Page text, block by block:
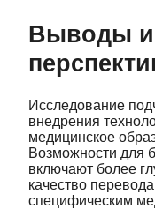
Выводы и
Исследование
внедрения
медицинское
Возможности для
включают более
качество
специфическим